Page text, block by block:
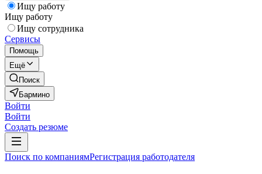
Ищу работу
Ищу работу
Ищу сотрудника
Сервисы
Помощь
Ещё
Поиск
Бармино
Войти
Войти
Создать резюме
Поиск по компаниямРегистрация работодателя